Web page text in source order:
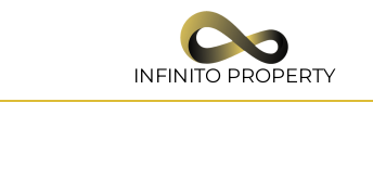
INFINITO PROPERTY